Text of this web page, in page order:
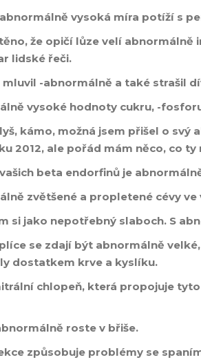
vysoká míra potíží s
že opičí lůze velí abnormálně
lidské řeči.
mluvil -abnormálně a také strašil
vysoké hodnoty cukru, -
kámo, možná jsem přišel o svý
2012, ale pořád mám něco, co ty
beta endorfinů je
zvětšené a propletené cévy ve
si jako nepotřebný slaboch. S
se zdají být abnormálně
dostatkem krve a kyslíku.
chlopeň, která propojuje
roste v břiše.
způsobuje problémy se